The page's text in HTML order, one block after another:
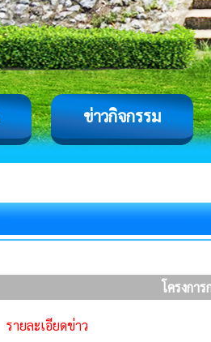
ข่าวกิจกรรม
โครงกา
รายละเอียดข่าว